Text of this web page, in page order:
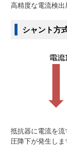
高精度な電流検出
シャント方
抵抗器に電流を
圧降下が発生しま